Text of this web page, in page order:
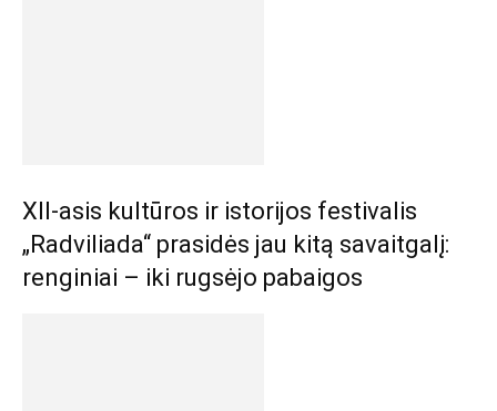
XII-asis kultūros ir istorijos festivalis
„Radviliada“ prasidės jau kitą savaitgalį:
renginiai – iki rugsėjo pabaigos